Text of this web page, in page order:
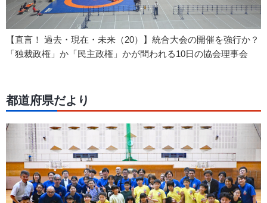
【直言！ 過去・現在・未来（20）】統合大会の開催を強行か？
「独裁政権」か「民主政権」かが問われる10日の協会理事会
都道府県だより